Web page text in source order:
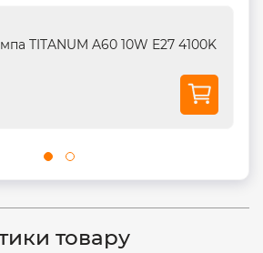
TITANUM A60 10W E27 4100K
товару